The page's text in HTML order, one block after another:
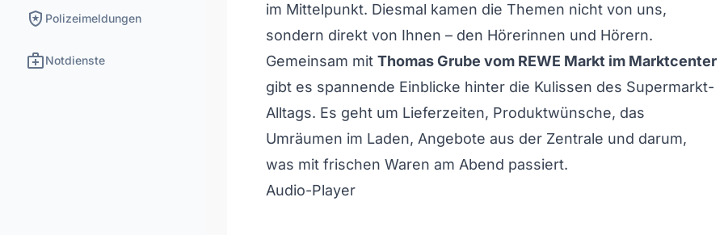
local_police Polizeimeldungen
medical_servicesNotdienste
im Mittelpunkt. Diesmal kamen die Themen nicht von uns,
sondern direkt von Ihnen – den Hörerinnen und Hörern.
Gemeinsam mit Thomas Grube vom REWE Markt im Marktcenter
gibt es spannende Einblicke hinter die Kulissen des Supermarkt-
Alltags. Es geht um Lieferzeiten, Produktwünsche, das
Umräumen im Laden, Angebote aus der Zentrale und darum,
was mit frischen Waren am Abend passiert.
Audio-Player